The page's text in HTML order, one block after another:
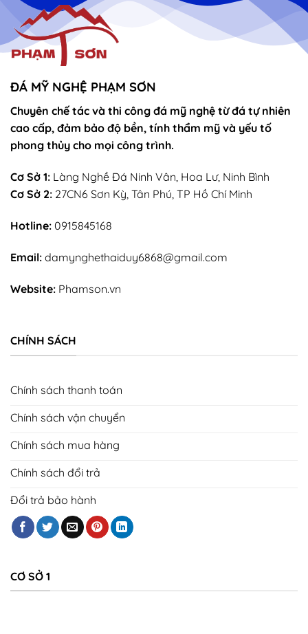
ĐÁ MỸ NGHỆ PHẠM SƠN
Chuyên chế tác và thi công đá mỹ nghệ từ đá tự nhiên
cao cấp, đảm bảo độ bền, tính thẩm mỹ và yếu tố
phong thủy cho mọi công trình.
Cơ Sở 1: Làng Nghề Đá Ninh Vân, Hoa Lư, Ninh Bình
Cơ Sở 2: 27CN6 Sơn Kỳ, Tân Phú, TP Hồ Chí Minh
Hotline: 0915845168
Email: damynghethaiduy6868@gmail.com
Website: Phamson.vn
CHÍNH SÁCH
Chính sách thanh toán
Chính sách vận chuyển
Chính sách mua hàng
Chính sách đổi trả
Đổi trả bảo hành
CƠ SỞ 1